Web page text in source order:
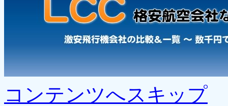
コンテンツへスキップ